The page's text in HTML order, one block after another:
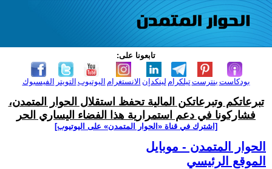
تابعونا على:
الفيسبوك التويتر اليوتيوب الانستغرام لينكدإن تيلكرامبنترست بودكاست
تبرعاتكم وتبرعاتكن المالية تحفظ استقلال الحوار المتمدن،
فشاركونا في دعم استمرارية هذا الفضاء اليساري الحر
[اشترك في قناة ‫«الحوار المتمدن» على اليوتيوب]
الحوار المتمدن - موبايل
الموقع الرئيسي